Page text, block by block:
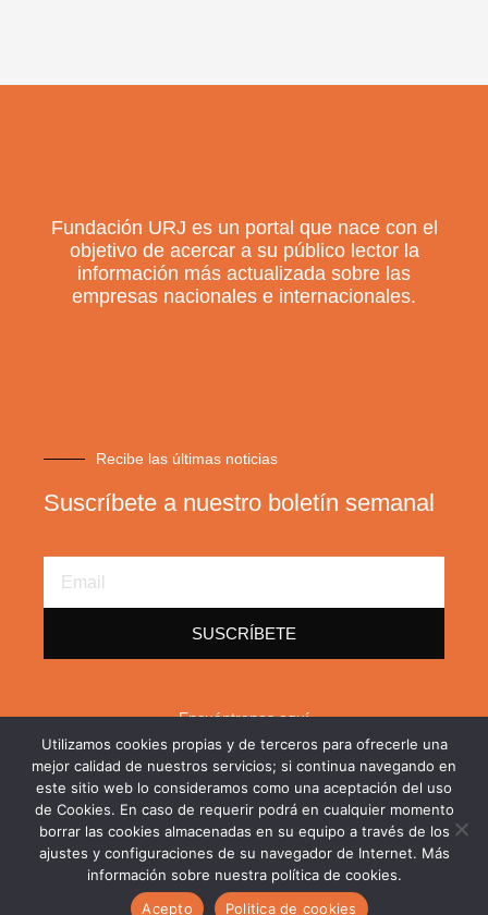
Fundación URJ es un portal que nace con el
objetivo de acercar a su público lector la
información más actualizada sobre las
empresas nacionales e internacionales.
Recibe las últimas noticias
Suscríbete a nuestro boletín semanal
Address
SUSCRÍBETE
Encuéntrenos aquí
F
c
e
b
o
k
-
X
t
w
i
t
e
r
L
n
k
e
d
n
Copyright © 2026. Todos los derechos reservados
Utilizamos cookies propias y de terceros para ofrecerle una
mejor calidad de nuestros servicios; si continua navegando en
este sitio web lo consideramos como una aceptación del uso
de Cookies. En caso de requerir podrá en cualquier momento
borrar las cookies almacenadas en su equipo a través de los
ajustes y configuraciones de su navegador de Internet. Más
información sobre nuestra política de cookies.
Acepto
Politica de cookies